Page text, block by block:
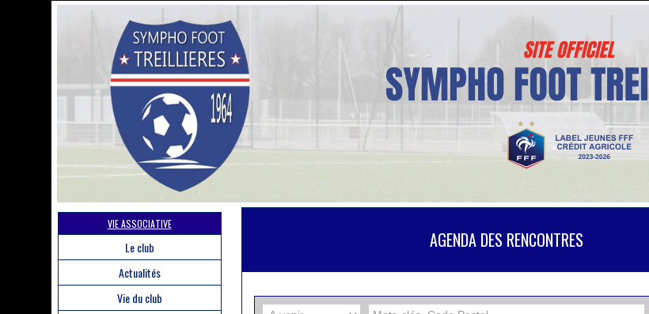
VIE ASSOCIATIVE
Le club
Actualités
Vie du club
AGENDA DES RENCONTRES